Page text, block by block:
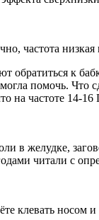
частота низкая
обратиться к
помочь. Что
на частоте 14-
в желудке,
читали с
клевать носом и